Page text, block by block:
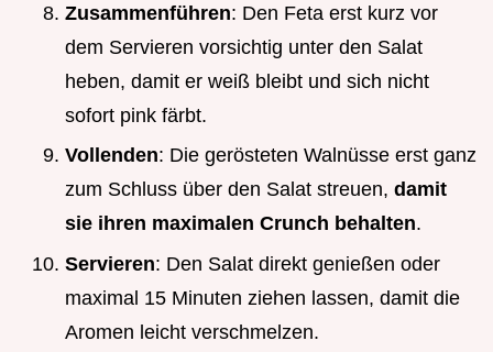
Zusammenführen: Den Feta erst kurz vor
dem Servieren vorsichtig unter den Salat
heben, damit er weiß bleibt und sich nicht
sofort pink färbt.
Vollenden: Die gerösteten Walnüsse erst ganz
zum Schluss über den Salat streuen, damit
sie ihren maximalen Crunch behalten.
Servieren: Den Salat direkt genießen oder
maximal 15 Minuten ziehen lassen, damit die
Aromen leicht verschmelzen.